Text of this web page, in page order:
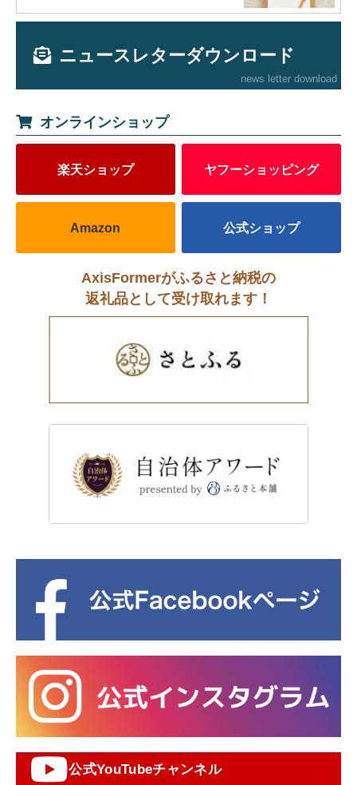
ニュースレターダウンロード
news letter download
オンラインショップ
楽天ショップ ヤフーショッピング
Amazon 公式ショップ
AxisFormerがふるさと納税の
返礼品として受け取れます！
公式YouTubeチャンネル